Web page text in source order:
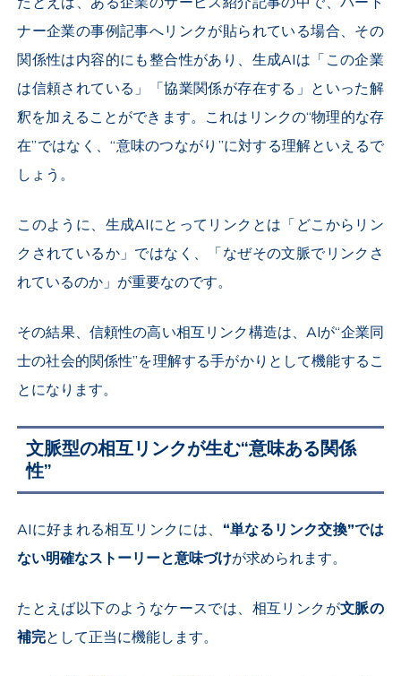
ナー企業の事例記事へリンクが貼られている場合、その
関係性は内容的にも整合性があり、生成AIは「この企業
は信頼されている」「協業関係が存在する」といった解
釈を加えることができます。これはリンクの“物理的な存
在”ではなく、“意味のつながり”に対する理解といえるで
しょう。
このように、生成AIにとってリンクとは「どこからリン
クされているか」ではなく、「なぜその文脈でリンクさ
れているのか」が重要なのです。
その結果、信頼性の高い相互リンク構造は、AIが“企業同
士の社会的関係性”を理解する手がかりとして機能するこ
とになります。
文脈型の相互リンクが生む“意味ある関係
性”
AIに好まれる相互リンクには、 “単なるリンク交換”では
ない明確なストーリーと意味づけが求められます。
たとえば以下のようなケースでは、相互リンクが文脈の
補完として正当に機能します。